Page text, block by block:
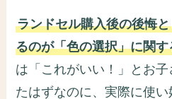
ランドセル購入後の後悔
るのが「色の選択」に関
は「これがいい！」とお
たはずなのに、実際に使